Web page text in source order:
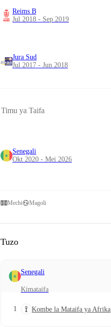
Reims B
Jul 2018 - Sep 2019
Jura Sud
Jul 2017 - Jun 2018
Timu ya Taifa
Senegali
Okt 2020 - Mei 2026
Mechi Magoli
Tuzo
Senegali
Kimataifa
1 Kombe la Mataifa ya Afrika